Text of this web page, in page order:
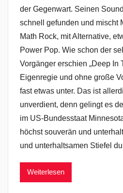
der Gegenwart. Seinen
schnell gefunden und mischt
Math Rock, mit Alternative,
Power Pop. Wie schon der
Vorgänger erschien „Deep In
Eigenregie und ohne große
fast etwas unter. Das ist
unverdient, denn gelingt es
im US-Bundesstaat
höchst souverän und
und unterhaltsamen Stiefel
Weiterlesen